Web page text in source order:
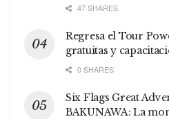
47 SHARES
Regresa el Tour
gratuitas y
0 SHARES
Six Flags Great
BAKUNAWA: La